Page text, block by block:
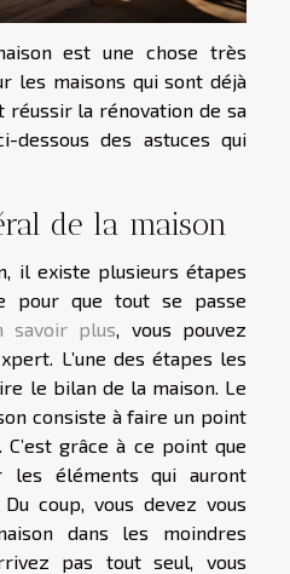
est une chose très
les maisons qui sont déjà
réussir la rénovation de sa
dessous des astuces qui
de la maison
il existe plusieurs étapes
pour que tout se passe
savoir plus , vous pouvez
L’une des étapes les
le bilan de la maison. Le
consiste à faire un point
grâce à ce point que
les éléments qui auront
coup, vous devez vous
dans les moindres
pas tout seul, vous